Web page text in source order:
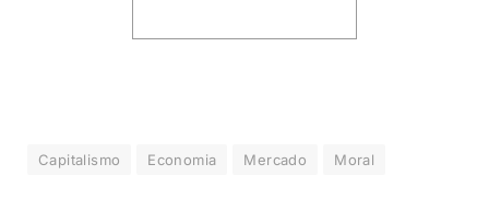
Capitalismo Economia Mercado Moral